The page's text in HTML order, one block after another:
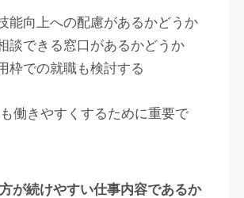
能向上への配慮があるかどうか
談できる窓口があるかどうか
枠での就職も検討する
働きやすくするために重要で
が続けやすい仕事内容であるか